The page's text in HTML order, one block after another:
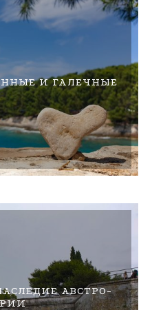
И ГАЛЕЧНЫЕ
АВСТРО-